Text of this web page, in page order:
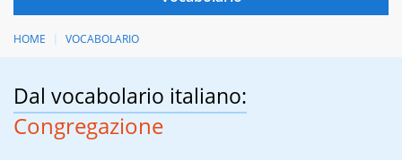
HOME VOCABOLARIO
Dal vocabolario italiano:
Congregazione